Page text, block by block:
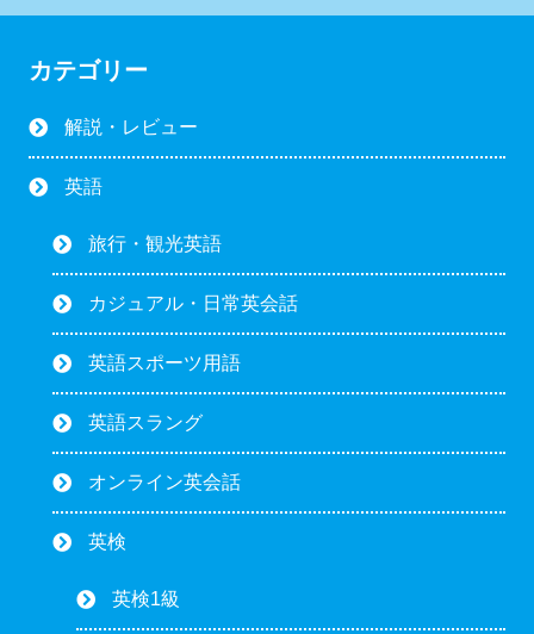
カテゴリー
解説・レビュー
英語
旅行・観光英語
カジュアル・日常英会話
英語スポーツ用語
英語スラング
オンライン英会話
英検
英検1級